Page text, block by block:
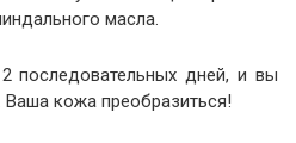
масла.
последовательных дней, и вы
кожа преобразиться!